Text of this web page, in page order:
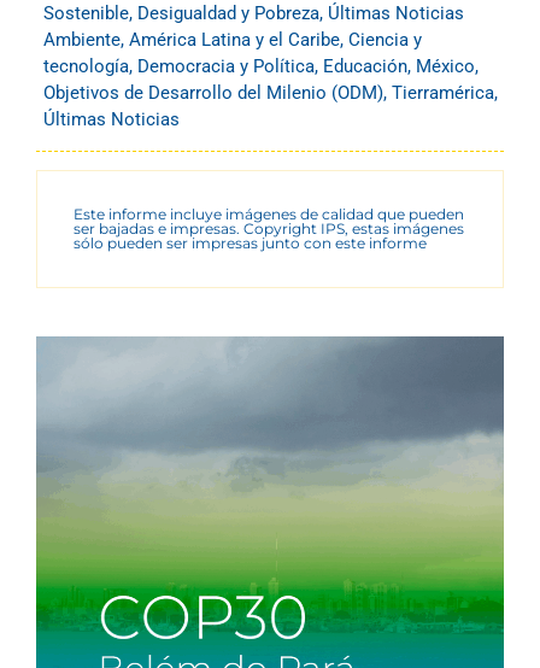
Sostenible, Desigualdad y Pobreza, Últimas Noticias
Ambiente, América Latina y el Caribe, Ciencia y
tecnología, Democracia y Política, Educación, México,
Objetivos de Desarrollo del Milenio (ODM), Tierramérica,
Últimas Noticias
Este informe incluye imágenes de calidad que pueden
ser bajadas e impresas. Copyright IPS, estas imágenes
sólo pueden ser impresas junto con este informe